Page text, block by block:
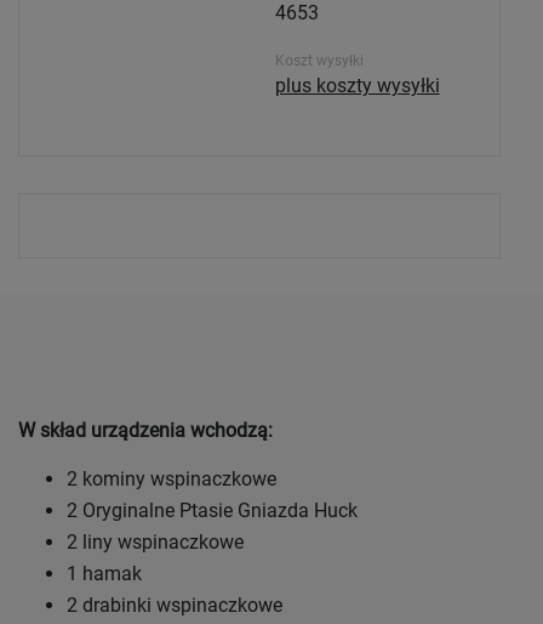
4653
Koszt wysyłki
plus koszty wysyłki
W skład urządzenia wchodzą:
2 kominy wspinaczkowe
2 Oryginalne Ptasie Gniazda Huck
2 liny wspinaczkowe
1 hamak
2 drabinki wspinaczkowe